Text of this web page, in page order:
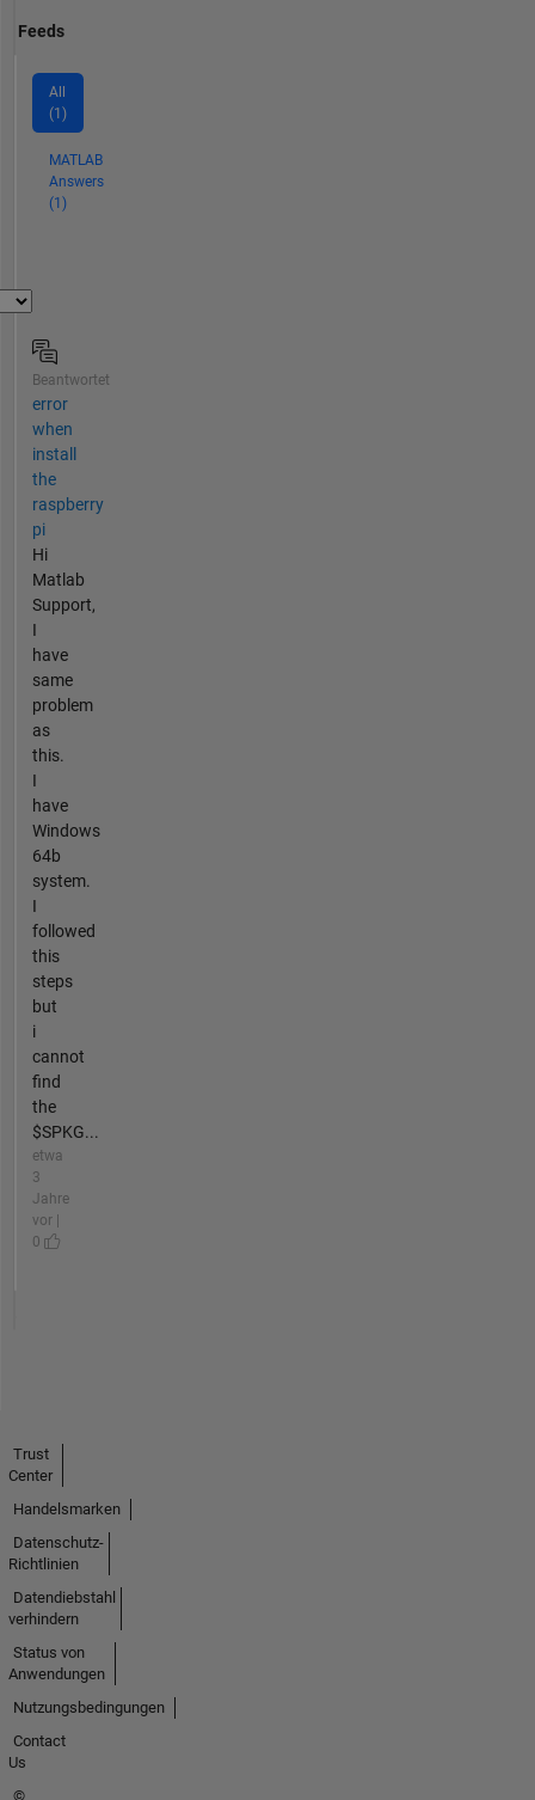
Feeds
All
(1)
MATLAB
Answers
(1)
Beantwortet
error
when
install
the
raspberry
pi
Hi
Matlab
Support,
I
have
same
problem
as
this.
I
have
Windows
64b
system.
I
followed
this
steps
but
i
cannot
find
the
$SPKG...
etwa
3
Jahre
vor |
0
Trust
Center
Handelsmarken
Datenschutz-
Richtlinien
Datendiebstahl
verhindern
Status von
Anwendungen
Nutzungsbedingungen
Contact
Us
©